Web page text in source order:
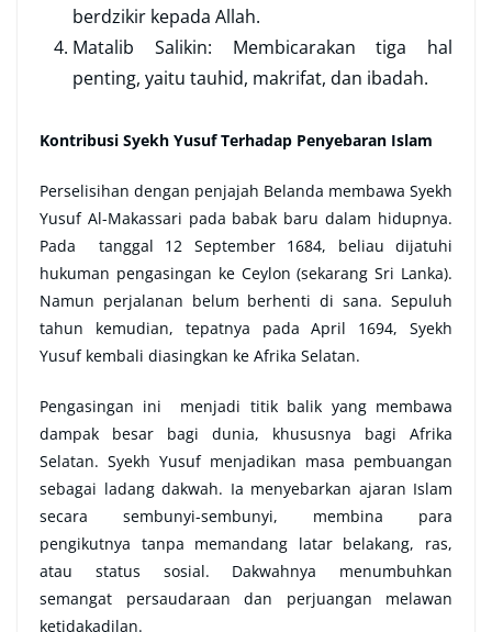
berdzikir kepada Allah.
Matalib Salikin: Membicarakan tiga hal
penting, yaitu tauhid, makrifat, dan ibadah.
Kontribusi Syekh Yusuf Terhadap Penyebaran Islam
Perselisihan dengan penjajah Belanda membawa Syekh
Yusuf Al-Makassari pada babak baru dalam hidupnya.
Pada tanggal 12 September 1684, beliau dijatuhi
hukuman pengasingan ke Ceylon (sekarang Sri Lanka).
Namun perjalanan belum berhenti di sana. Sepuluh
tahun kemudian, tepatnya pada April 1694, Syekh
Yusuf kembali diasingkan ke Afrika Selatan.
Pengasingan ini menjadi titik balik yang membawa
dampak besar bagi dunia, khususnya bagi Afrika
Selatan. Syekh Yusuf menjadikan masa pembuangan
sebagai ladang dakwah. Ia menyebarkan ajaran Islam
secara sembunyi-sembunyi, membina para
pengikutnya tanpa memandang latar belakang, ras,
atau status sosial. Dakwahnya menumbuhkan
semangat persaudaraan dan perjuangan melawan
ketidakadilan.